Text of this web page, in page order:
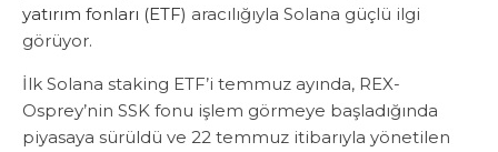
yatırım fonları (ETF) aracılığıyla Solana güçlü ilgi
görüyor.
İlk Solana staking ETF’i temmuz ayında, REX-
Osprey’nin SSK fonu işlem görmeye başladığında
piyasaya sürüldü ve 22 temmuz itibarıyla yönetilen